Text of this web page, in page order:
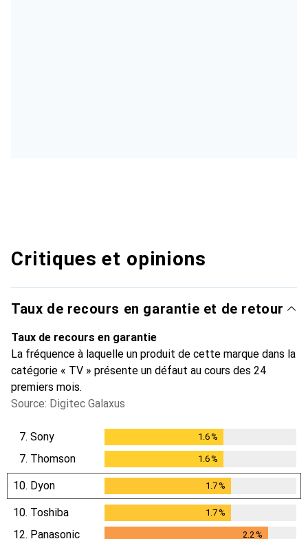
Critiques et opinions
Taux de recours en garantie et de retour
Taux de recours en garantie
La fréquence à laquelle un produit de cette marque dans la
catégorie « TV » présente un défaut au cours des 24
premiers mois.
Source: Digitec Galaxus
7. Sony 1.6%
7. Thomson 1.6%
10. Dyon 1.7%
10. Toshiba 1.7%
12. Panasonic 2.2 %